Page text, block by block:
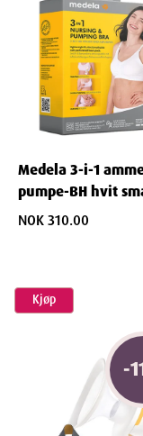
Medela 3-i-1
pumpe-BH hvit
NOK 310.00
Kjøp
-